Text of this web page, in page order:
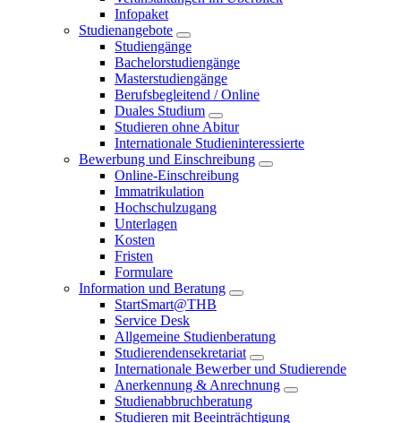
Infopaket
Studienangebote
Studiengänge
Bachelorstudiengänge
Masterstudiengänge
Berufsbegleitend / Online
Duales Studium
Studieren ohne Abitur
Internationale Studieninteressierte
Bewerbung und Einschreibung
Online-Einschreibung
Immatrikulation
Hochschulzugang
Unterlagen
Kosten
Fristen
Formulare
Information und Beratung
StartSmart@THB
Service Desk
Allgemeine Studienberatung
Studierendensekretariat
Internationale Bewerber und Studierende
Anerkennung & Anrechnung
Studienabbruchberatung
Studieren mit Beeinträchtigung